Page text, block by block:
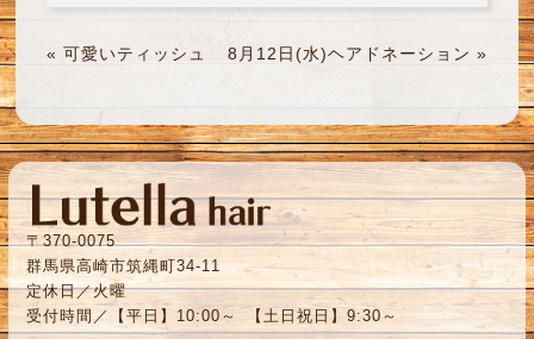
« 可愛いティッシュ 8月12日(水)ヘアドネーション »
〒370-0075
群馬県高崎市筑縄町34-11
定休日／火曜
受付時間／【平日】10:00～ 【土日祝日】9:30～